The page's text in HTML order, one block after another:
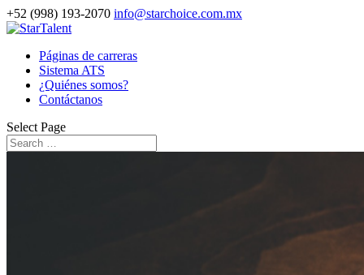
+52 (998) 193-2070 info@starchoice.com.mx
Páginas de carreras
Sistema ATS
¿Quiénes somos?
Contáctanos
Select Page